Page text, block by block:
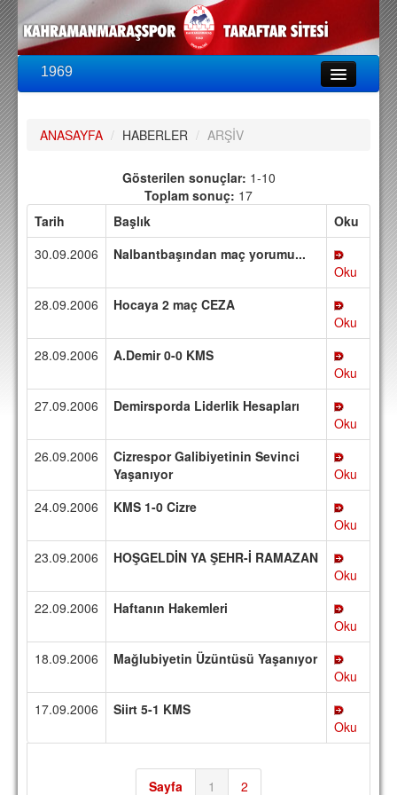
1969
PUAN DURUMU
FİKSTÜR
KADRO
A TAKIM KADROSU
TRANSFERLER
TARAFTAR
DEPLASMAN
LİSANSLI ÜRÜNLER
MULTİMEDYA
FOTOĞRAF & VİDEOLAR
MARŞ & TEZAHÜRATLAR
AMBLEM
SPOR TESİSLERİ
PERSONEL
SPONSORLAR
ANASAYFA / HABERLER / ARŞİV
Gösterilen sonuçlar: 1-10
Toplam sonuç: 17
Tarih
Başlık Oku
Sayfa 1 2
30.09.2006
Nalbantbaşından maç yorumu...
Oku
28.09.2006
Hocaya 2 maç CEZA
Oku
28.09.2006
A.Demir 0-0 KMS
Oku
27.09.2006
Demirsporda Liderlik Hesapları
Oku
26.09.2006
Cizrespor Galibiyetinin Sevinci
Yaşanıyor
Oku
24.09.2006
KMS 1-0 Cizre
Oku
23.09.2006
HOŞGELDİN YA ŞEHR-İ RAMAZAN
Oku
22.09.2006
Haftanın Hakemleri
Oku
18.09.2006
Mağlubiyetin Üzüntüsü Yaşanıyor
Oku
17.09.2006
Siirt 5-1 KMS
Oku